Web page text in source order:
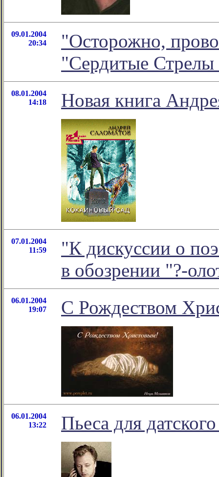
09.01.2004
20:34
"Осторожно,
"Сердитые
08.01.2004
14:18
Новая книга
07.01.2004
11:59
"К дискуссии о
в обозрении "?-
06.01.2004
19:07
С Рождеством
06.01.2004
13:22
Пьеса для